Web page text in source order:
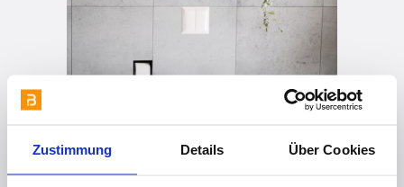
Zustimmung Details Über Cookies